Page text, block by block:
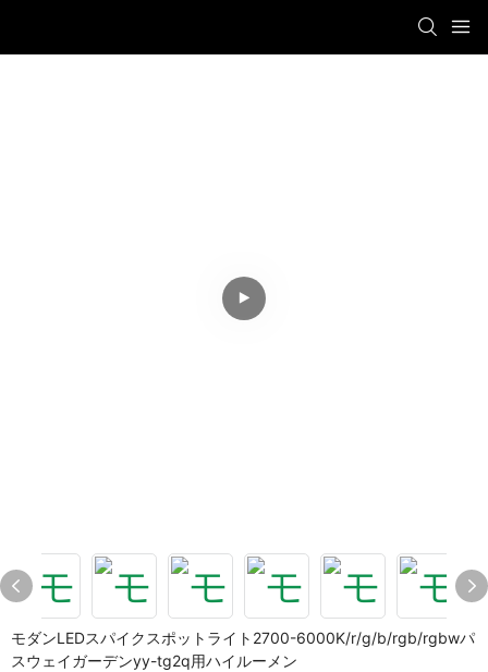
モダンLEDスパイクスポットライト2700-6000K/r/g/b/rgb/rgbwパ
スウェイガーデンyy-tg2q用ハイルーメン